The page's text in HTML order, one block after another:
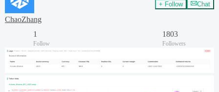
ChaoZhang
+ Follow Chat
1
Follow
1803
Followers